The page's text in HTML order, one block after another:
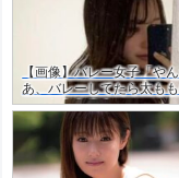
【画像】バレー女子「や
あ、バレーしてたら太も
ちむちやん…」ｗｗ